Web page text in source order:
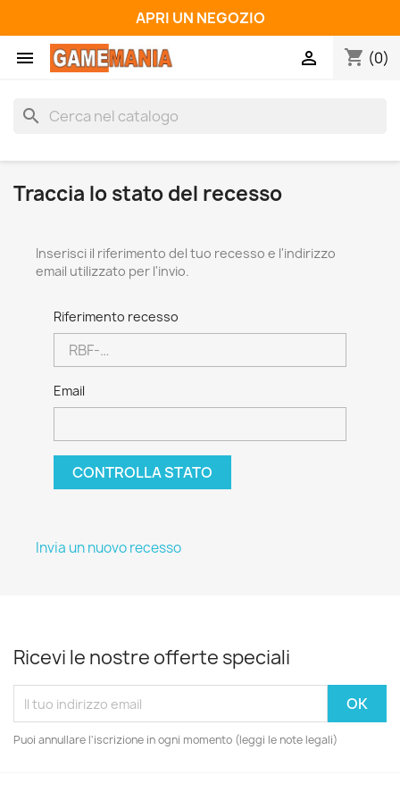
APRI UN NEGOZIO
 shopping_cart (0)

search
Traccia lo stato del recesso
Inserisci il riferimento del tuo recesso e l'indirizzo
email utilizzato per l'invio.
Riferimento recesso
Email
CONTROLLA STATO
Invia un nuovo recesso
Ricevi le nostre offerte speciali
Puoi annullare l'iscrizione in ogni momento (leggi le note legali)